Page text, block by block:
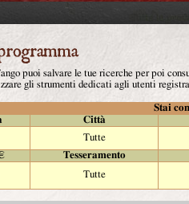
puoi salvare le tue ricerche per poi
gli strumenti dedicati agli utenti
Stai
Città
Tutte
Tesseramento
Tutte